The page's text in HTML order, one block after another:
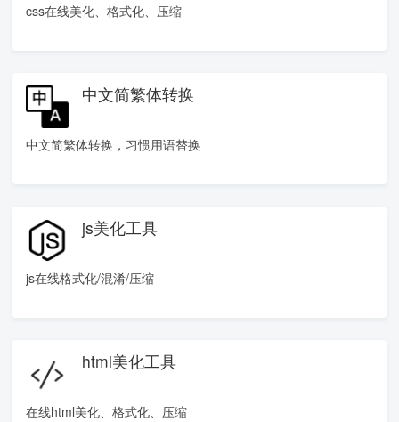
css在线美化、格式化、压缩
中文简繁体转换
中文简繁体转换，习惯用语替换
js美化工具
js在线格式化/混淆/压缩
html美化工具
在线html美化、格式化、压缩